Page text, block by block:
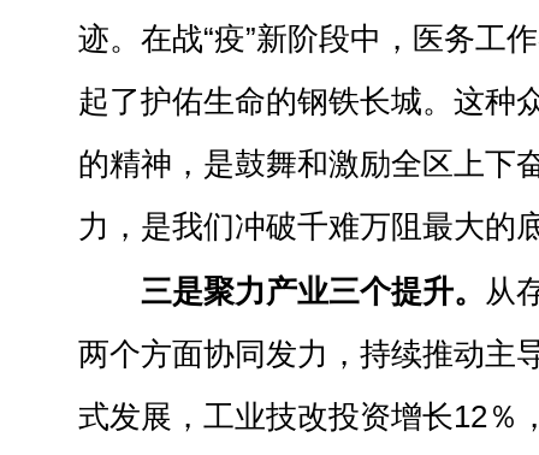
迹。在战“疫”新阶段中，医务工
起了护佑生命的钢铁长城。这种
的精神，是鼓舞和激励全区上下
力，是我们冲破千难万阻最大的
三是聚力产业三个提升。 从
两个方面协同发力，持续推动主
式发展，工业技改投资增长12％